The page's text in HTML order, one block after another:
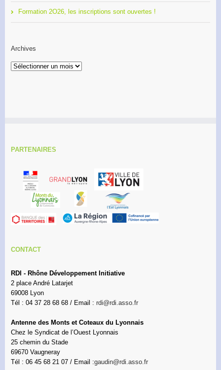
Formation 2O26, les inscriptions sont ouvertes !
Archives
Archives
PARTENAIRES
CONTACT
RDI - Rhône Développement Initiative
2 place André Latarjet
69008 Lyon
Tél : 04 37 28 68 68 / Email : rdi@rdi.asso.fr
Antenne des Monts et Coteaux du Lyonnais
Chez le Syndicat de l’Ouest Lyonnais
25 chemin du Stade
69670 Vaugneray
Tél : 06 45 68 21 07 / Email :gaudin@rdi.asso.fr